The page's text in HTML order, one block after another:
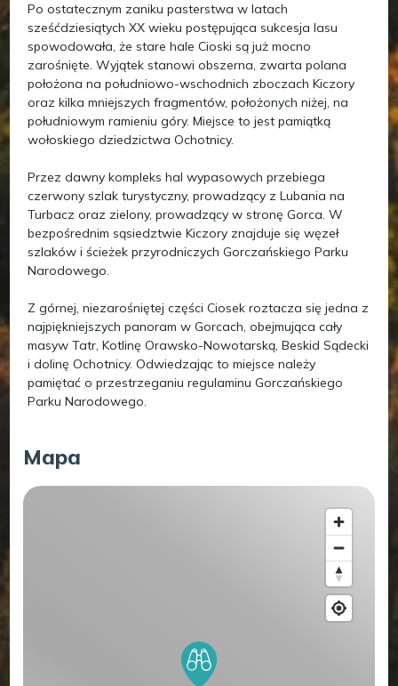
Po ostatecznym zaniku pasterstwa w latach
sześćdziesiątych XX wieku postępująca sukcesja lasu
spowodowała, że stare hale Cioski są już mocno
zarośnięte. Wyjątek stanowi obszerna, zwarta polana
położona na południowo-wschodnich zboczach Kiczory
oraz kilka mniejszych fragmentów, położonych niżej, na
południowym ramieniu góry. Miejsce to jest pamiątką
wołoskiego dziedzictwa Ochotnicy.
Przez dawny kompleks hal wypasowych przebiega
czerwony szlak turystyczny, prowadzący z Lubania na
Turbacz oraz zielony, prowadzący w stronę Gorca. W
bezpośrednim sąsiedztwie Kiczory znajduje się węzeł
szlaków i ścieżek przyrodniczych Gorczańskiego Parku
Narodowego.
Z górnej, niezarośniętej części Ciosek roztacza się jedna z
najpiękniejszych panoram w Gorcach, obejmująca cały
masyw Tatr, Kotlinę Orawsko-Nowotarską, Beskid Sądecki
i dolinę Ochotnicy. Odwiedzając to miejsce należy
pamiętać o przestrzeganiu regulaminu Gorczańskiego
Parku Narodowego.
Mapa